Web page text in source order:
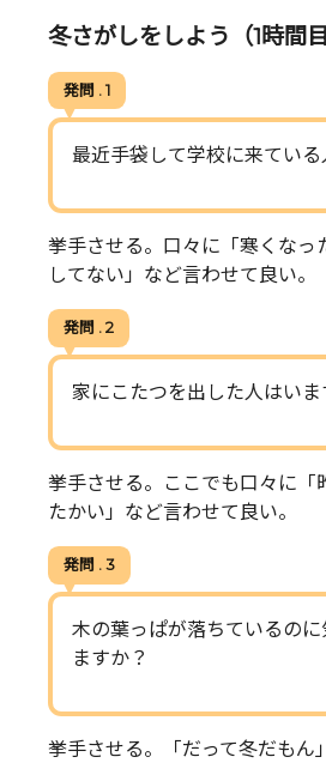
冬さがしをしよう（1時間目
発問 . 1
最近手袋して学校に来ている
挙手させる。口々に「寒くなっ
してない」など言わせて良い。
発問 . 2
家にこたつを出した人はいま
挙手させる。ここでも口々に「
たかい」など言わせて良い。
発問 . 3
木の葉っぱが落ちているの
ますか？
挙手させる。「だって冬だもん